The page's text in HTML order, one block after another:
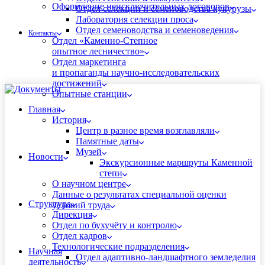
Отдел селекции и семеноводства кукурузы
Лаборатория селекции проса
Отдел семеноводства и семеноведения
Отдел «Каменно-Степное
опытное лесничество»
Отдел маркетинга
и пропаганды научно-исследовательских
достижений
Опытные станции
Оформление неисключительных договоров
Контакты
Главная
История
Центр в разное время возглавляли
Памятные даты
Музей
Экскурсионные маршруты Каменной
степи
О научном центре
Данные о результатах специальной оценки
условий труда
Новости
Структура
Дирекция
Отдел по бухучёту и контролю
Отдел кадров
Технологические подразделения
Отдел адаптивно-ландшафтного земледелия
Научная
деятельность